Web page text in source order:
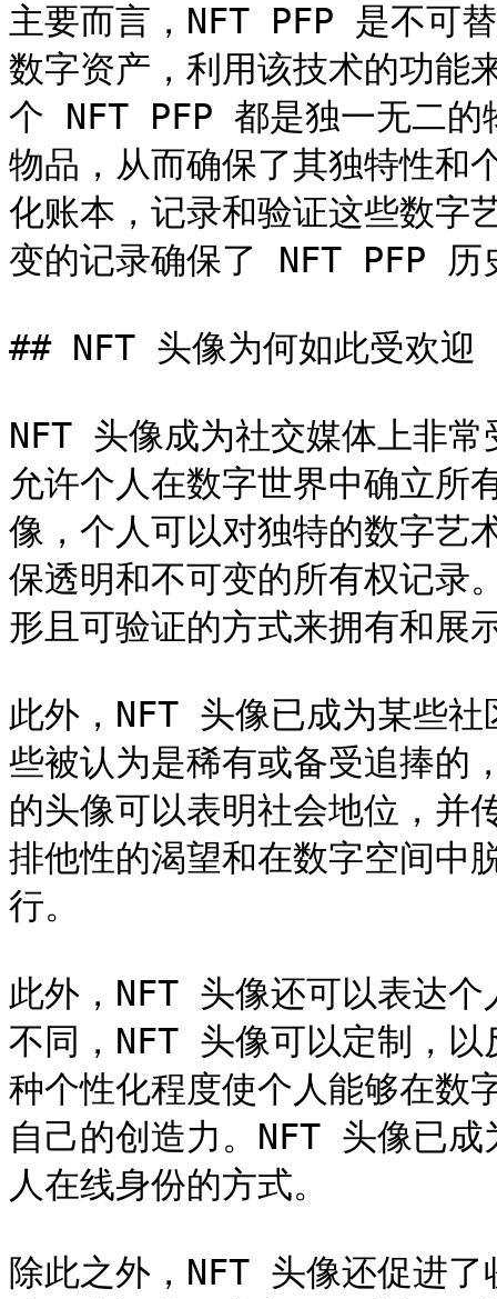
主要而言，NFT PFP 是不可
数字资产，利用该技术的功能
个 NFT PFP 都是独一无二的
物品，从而确保了其独特性和
化账本，记录和验证这些数字
变的记录确保了 NFT PFP 历
## NFT 头像为何如此受欢迎
NFT 头像成为社交媒体上非
允许个人在数字世界中确立
像，个人可以对独特的数字艺
保透明和不可变的所有权记录
形且可验证的方式来拥有和展
此外，NFT 头像已成为某些
些被认为是稀有或备受追捧的
的头像可以表明社会地位，并
排他性的渴望和在数字空间中
行。
此外，NFT 头像还可以表达
不同，NFT 头像可以定制，
种个性化程度使个人能够在数
自己的创造力。NFT 头像已
人在线身份的方式。
除此之外，NFT 头像还促进